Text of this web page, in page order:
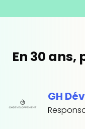
En 30 ans,
GH